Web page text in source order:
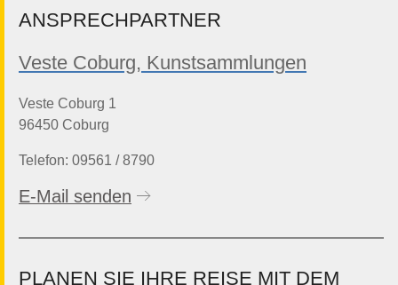
ANSPRECHPARTNER
Veste Coburg, Kunstsammlungen
Veste Coburg 1
96450 Coburg
Telefon: 09561 / 8790
E-Mail senden
PLANEN SIE IHRE REISE MIT DEM